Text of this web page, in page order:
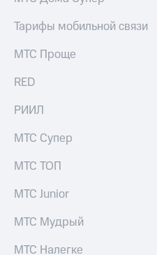
Домашний
Домашний
телефон
в МТС
номером
МТС
Premium
Подписка
другое
Семейная
группа
Скидка
на тарифы,
общие
Тарифы мобильной связи
МТС Проще
RED
РИИЛ
МТС Супер
МТС ТОП
МТС Junior
МТС Мудрый
МТС Налегке